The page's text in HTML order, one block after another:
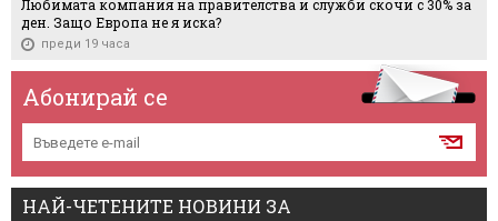
Любимата компания на правителства и служби скочи с 30% за
ден. Защо Европа не я иска?
преди 19 часа
Абонирай се
НАЙ-ЧЕТЕНИТЕ НОВИНИ ЗА